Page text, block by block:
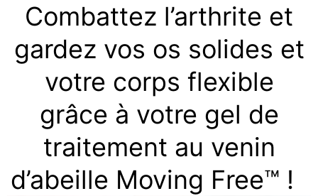
Combattez l’arthrite et
gardez vos os solides et
votre corps flexible
grâce à votre gel de
traitement au venin
d’abeille Moving Free™ !